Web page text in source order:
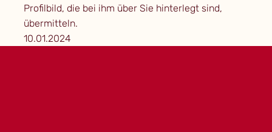
Profilbild, die bei ihm über Sie hinterlegt sind,
übermitteln.
10.01.2024